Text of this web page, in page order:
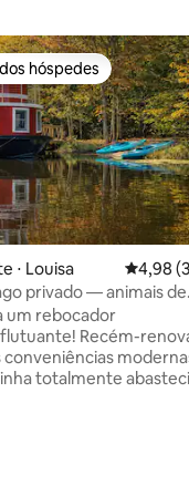
preferidos dos
hóspedes
⋅ Louisa 4,98 de
4,98
privado — animais de
natação,
um rebocador
Recém-
conveniências
totalmente